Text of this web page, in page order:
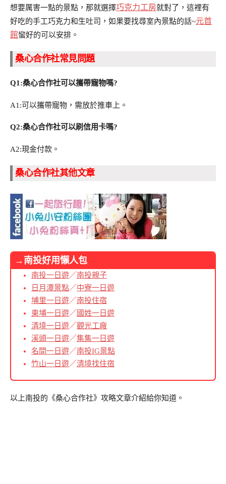
想要厲害一點的景點，那就選擇巧克力工房就對了，這裡有
好吃的手工巧克力和生吐司，如果要找尋室內景點的話~元首
館蠻好的可以安排。
桑心合作社常見問題
Q1:桑心合作社可以攜帶寵物嗎?
A1:可以攜帶寵物，需放於推車上。
Q2:桑心合作社可以刷信用卡嗎?
A2:現金付款。
桑心合作社其他文章
→南投好用懶人包
南投一日遊／南投親子
日月潭景點／中寮一日遊
埔里一日遊／南投住宿
東埔一日遊／ 國姓一日遊
清境一日遊／觀光工廠
溪頭一日遊／集集一日遊
名間一日遊／南投IG景點
竹山一日遊／清境找住宿
以上南投的《桑心合作社》攻略文章介紹給你知道。